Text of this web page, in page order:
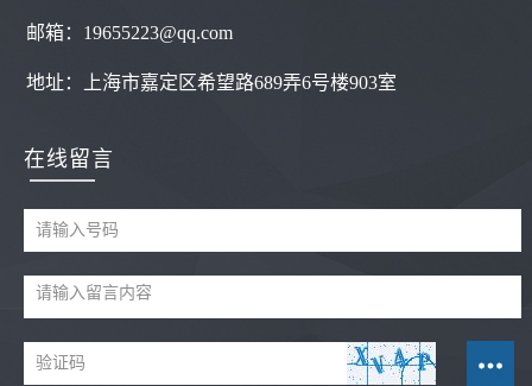
邮箱：19655223@qq.com
地址： 上海市嘉定区希望路689弄6号楼903室
在线留言